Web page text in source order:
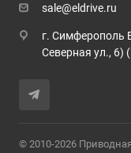
sale@eldrive.ru
г. Симферополь
Северная ул.,
© 2010-2026